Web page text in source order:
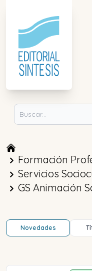
Formación
Servicios
GS Animación
Novedades